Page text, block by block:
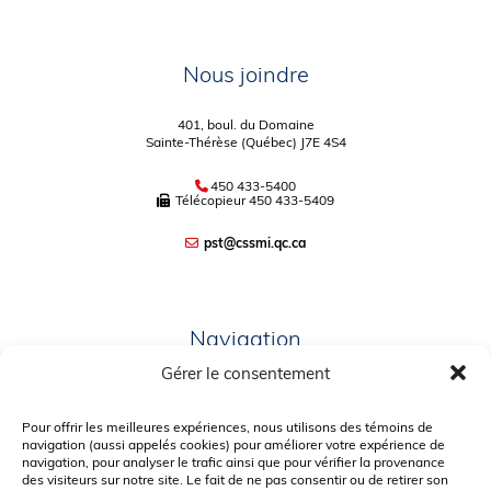
Gérer le consentement
Pour offrir les meilleures expériences, nous utilisons des témoins de
navigation (aussi appelés cookies) pour améliorer votre expérience de
navigation, pour analyser le trafic ainsi que pour vérifier la provenance
des visiteurs sur notre site. Le fait de ne pas consentir ou de retirer son
Nous joindre
401, boul. du Domaine
Sainte-Thérèse (Québec) J7E 4S4
450 433-5400
Télécopieur450 433-5409
pst@cssmi.qc.ca
Navigation
PORTAIL PARENTS
PLAINTE – SERVICE À L’ÉLÈVE